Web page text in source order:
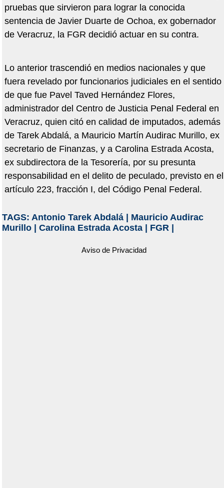
pruebas que sirvieron para lograr la conocida
sentencia de Javier Duarte de Ochoa, ex gobernador
de Veracruz, la FGR decidió actuar en su contra.
Lo anterior trascendió en medios nacionales y que
fuera revelado por funcionarios judiciales en el sentido
de que fue Pavel Taved Hernández Flores,
administrador del Centro de Justicia Penal Federal en
Veracruz, quien citó en calidad de imputados, además
de Tarek Abdalá, a Mauricio Martín Audirac Murillo, ex
secretario de Finanzas, y a Carolina Estrada Acosta,
ex subdirectora de la Tesorería, por su presunta
responsabilidad en el delito de peculado, previsto en el
artículo 223, fracción I, del Código Penal Federal.
TAGS: Antonio Tarek Abdalá| Mauricio Audirac
Murillo| Carolina Estrada Acosta| FGR|
Aviso de Privacidad